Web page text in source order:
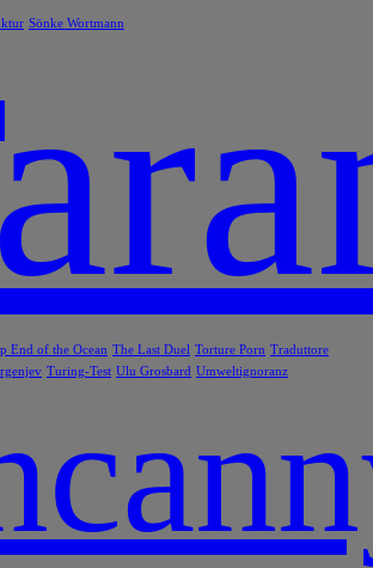
Sönke Wortmann
End of the Ocean The Last Duel Torture Porn Traduttore
Turing-Test Ulu Grosbard Umweltignoranz